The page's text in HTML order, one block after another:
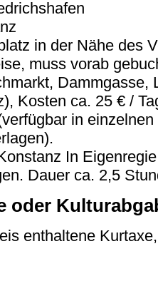
in der Nähe des
muss vorab
Dammgasse,
Kosten ca. 25 € /
in
In
Dauer ca. 2,5
oder
enthaltene